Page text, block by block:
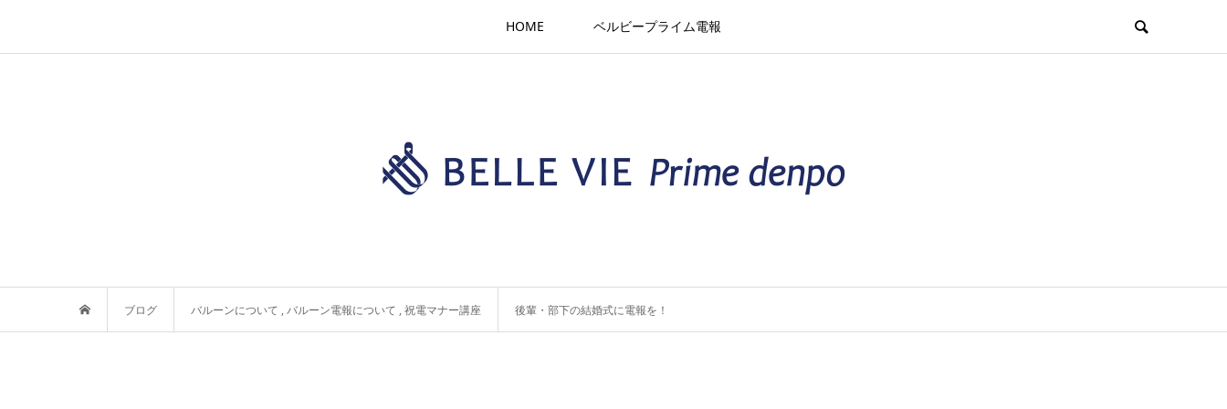
HOME ベルビープライム電報
ブログ バルーンについて ,バルーン電報について ,祝電マナー講座 後輩・部下の結婚式に電報を！